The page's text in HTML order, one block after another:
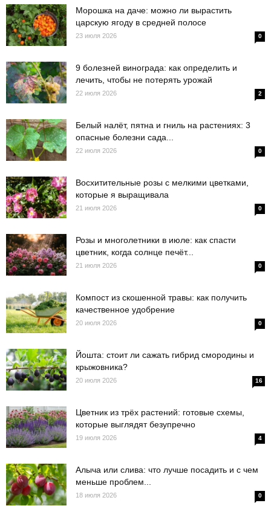
Морошка на даче: можно ли вырастить
царскую ягоду в средней полосе
23 июля 2026 0
9 болезней винограда: как определить и
лечить, чтобы не потерять урожай
22 июля 2026 2
Белый налёт, пятна и гниль на растениях: 3
опасные болезни сада...
22 июля 2026 0
Восхитительные розы с мелкими цветками,
которые я выращивала
21 июля 2026 0
Розы и многолетники в июле: как спасти
цветник, когда солнце печёт...
21 июля 2026 0
Компост из скошенной травы: как получить
качественное удобрение
20 июля 2026 0
Йошта: стоит ли сажать гибрид смородины и
крыжовника?
20 июля 2026 16
Цветник из трёх растений: готовые схемы,
которые выглядят безупречно
19 июля 2026 4
Алыча или слива: что лучше посадить и с чем
меньше проблем...
18 июля 2026 0